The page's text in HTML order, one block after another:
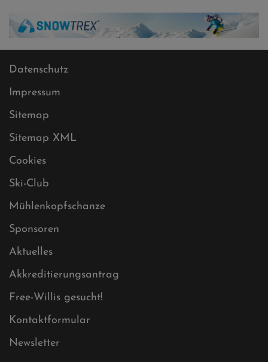
Datenschutz
Impressum
Sitemap
Sitemap XML
Cookies
Ski-Club
Mühlenkopfschanze
Sponsoren
Aktuelles
Akkreditierungsantrag
Free-Willis gesucht!
Kontaktformular
Newsletter